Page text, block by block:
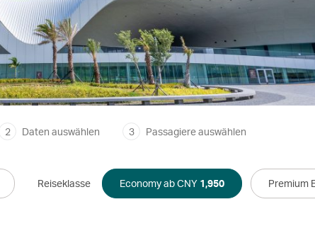
2 Daten auswählen 3 Passagiere auswählen
Reiseklasse Economy ab CNY 1,950 Premium